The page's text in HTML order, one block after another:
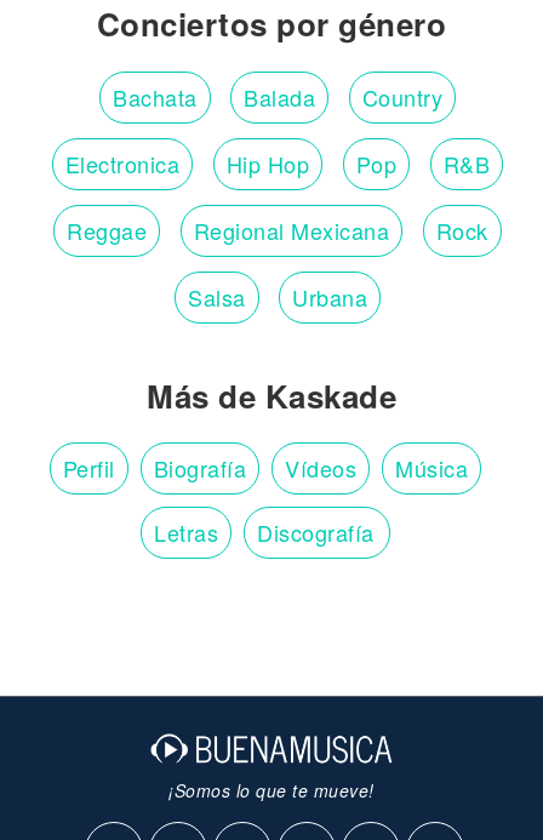
Conciertos por género
Bachata Balada Country
Electronica Hip Hop Pop R&B
Reggae Regional Mexicana Rock
Salsa Urbana
Más de Kaskade
Perfil Biografía Vídeos Música
Letras Discografía
¡Somos lo que te mueve!